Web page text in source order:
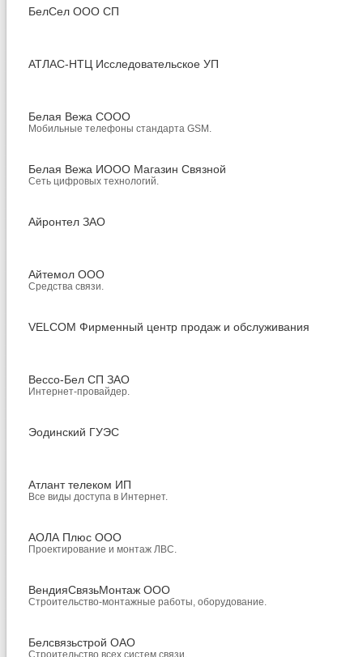
БелСел ООО СП
АТЛАС-НТЦ Исследовательское УП
Белая Вежа СООО
Мобильные телефоны стандарта GSM.
Белая Вежа ИООО Магазин Связной
Сеть цифровых технологий.
Айронтел ЗАО
Айтемол ООО
Средства связи.
VELCOM Фирменный центр продаж и обслуживания
Вессо-Бел СП ЗАО
Интернет-провайдер.
Эодинский ГУЭС
Атлант телеком ИП
Все виды доступа в Интернет.
АОЛА Плюс ООО
Проектирование и монтаж ЛВС.
ВендияСвязьМонтаж ООО
Строительство-монтажные работы, оборудование.
Белсвязьстрой ОАО
Строительство всех систем связи.